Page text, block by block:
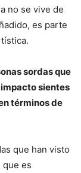
no se vive de
es parte
sordas que
sientes
términos de
que han visto
que es